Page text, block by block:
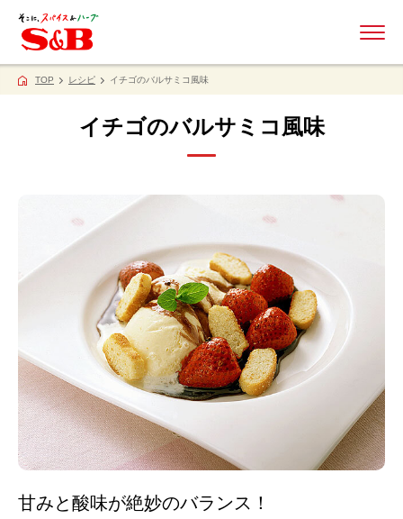
TOP レシピ イチゴのバルサミコ風味
イチゴのバルサミコ風味
甘みと酸味が絶妙のバランス！